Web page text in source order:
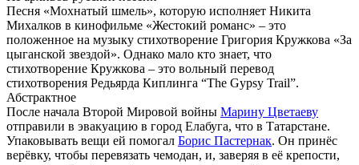
Песня «Мохнатый шмель», которую исполняет Никита
Михалков в кинофильме «Жестокий романс» – это
положенное на музыку стихотворение Григория Кружкова «За
цыганской звездой». Однако мало кто знает, что
стихотворение Кружкова – это вольный перевод
стихотворения Редьярда Киплинга “The Gypsy Trail”.
Абстрактное
После начала Второй Мировой войны Марину Цветаеву
отправили в эвакуацию в город Елабуга, что в Татарстане.
Упаковывать вещи ей помогал Борис Пастернак. Он принёс
верёвку, чтобы перевязать чемодан, и, заверяя в её крепости,